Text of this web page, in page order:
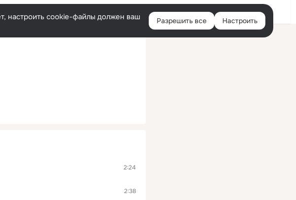
Русский Войти
настроить cookie-файлы должен ваш
Разрешить все Настроить
2:24
2:38